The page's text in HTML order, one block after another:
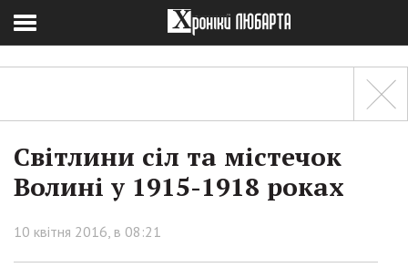
Світлини сіл та містечок
Волині у 1915-1918 роках
10 квітня 2016, в 08:21